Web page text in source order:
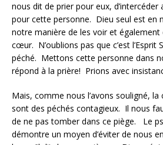
nous dit de prier pour eux, d’intercéder
pour cette personne. Dieu seul est en
notre manière de les voir et
cœur. N’oublions pas que c’est l’Esprit
péché. Mettons cette personne dans
répond à la prière! Prions avec
Mais, comme nous l’avons souligné,
sont des péchés contagieux. Il nous
de ne pas tomber dans ce piège. Le
démontre un moyen d’éviter de nous